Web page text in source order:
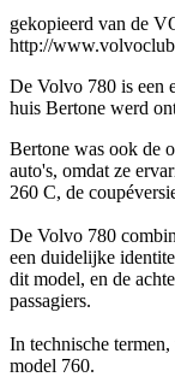
gekopieerd van de
http://
De Volvo 780 is een
huis Bertone werd
Bertone was ook de
auto's, omdat ze
260 C, de
De Volvo 780
een duidelijke
dit model, en de
passagiers.
In technische
model 760.